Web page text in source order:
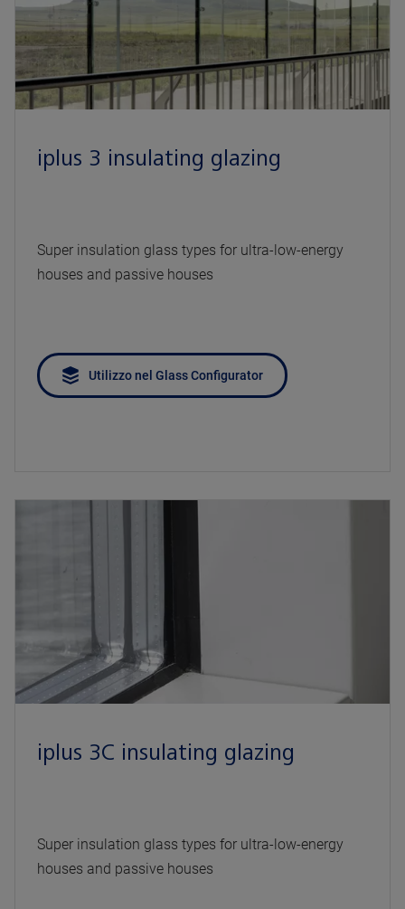
iplus 3 insulating glazing
Super insulation glass types for ultra-low-energy
houses and passive houses
Utilizzo nel Glass Configurator
iplus 3C insulating glazing
Super insulation glass types for ultra-low-energy
houses and passive houses